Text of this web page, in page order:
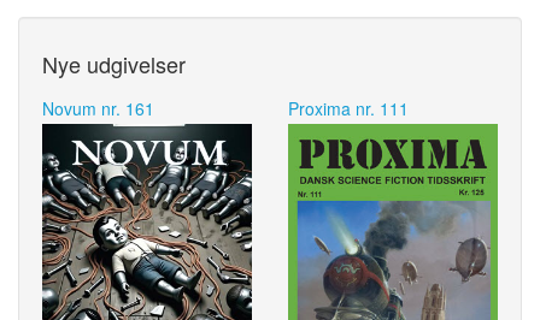
Nye udgivelser
Novum nr. 161 Proxima nr. 111